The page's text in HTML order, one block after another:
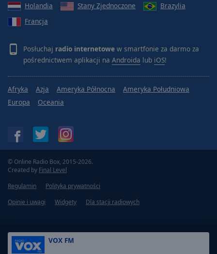
VOX FM
Holandia
Stany Zjednoczone
Brazylia
Francja
Posłuchaj radio internetowe w smartfonie za darmo za
pośrednictwem aplikacji na Androida lub iOS!
Afryka Azja Ameryka Północna
Ameryka Południowa
Europa
Oceania
© Online Radio Box, 2015-2026.
Created by Final Level
Regulamin
Polityka prywatności
Opinie i uwagi
Widgety Dla stacji radiowych